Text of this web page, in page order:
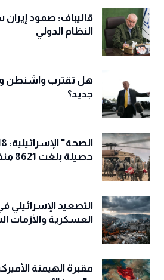
قاليباف: صمود
النظام الدولي
هل تقترب واشنطن
جديد؟
حصيلة بلغت 8621 منذ 28 شباط
التصعيد الإسرائيلي
العسكرية والأزمات
مقبرة الهيمنة